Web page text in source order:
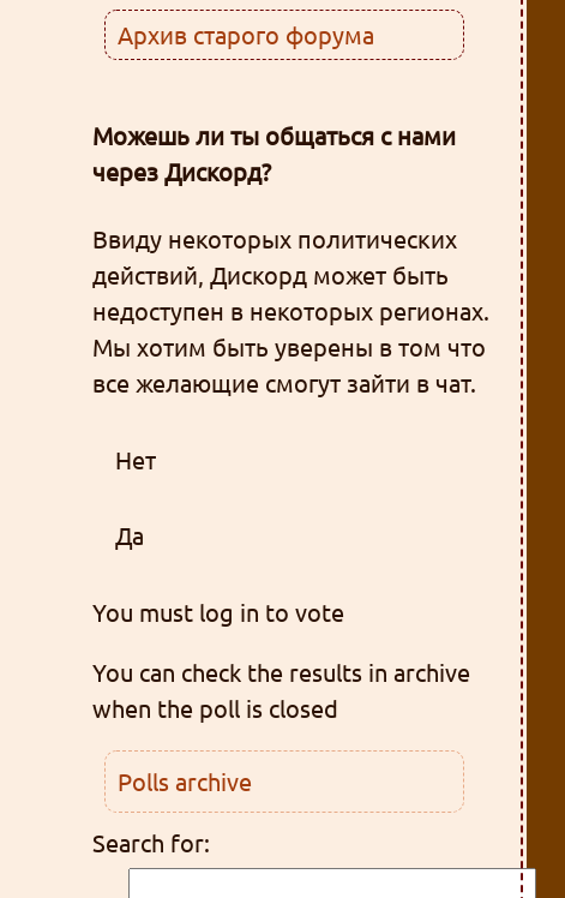
Архив старого форума
Можешь ли ты общаться с нами
через Дискорд?
Ввиду некоторых политических
действий, Дискорд может быть
недоступен в некоторых регионах.
Мы хотим быть уверены в том что
все желающие смогут зайти в чат.
Нет
Да
You must log in to vote
You can check the results in archive
when the poll is closed
Polls archive
Search for: